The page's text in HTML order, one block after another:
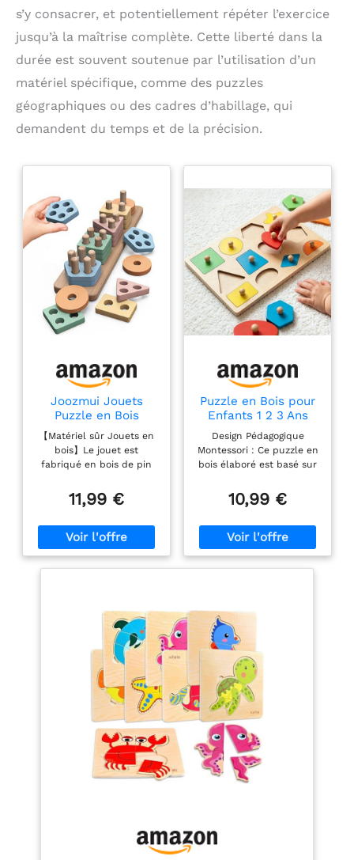
s’y consacrer, et potentiellement répéter l’exercice
jusqu’à la maîtrise complète. Cette liberté dans la
durée est souvent soutenue par l’utilisation d’un
matériel spécifique, comme des puzzles
géographiques ou des cadres d’habillage, qui
demandent du temps et de la précision.
Joozmui Jouets
Puzzle en Bois
Montessori 1 2 3 Ans,
Jouets d'Activité et
de Développement
en Bois Montessori
【Matériel sûr Jouets en
bois】Le jouet est
fabriqué en bois de pin
qualité, peinture non
toxique, sans danger pour
de bords tranchants,
toucher ultra lisse est un
Les jouets à empiler et à
trier avec une base en
bois entièrement
caoutchoutée et des
piquets robustes sont
conçus pour durer des
années. Peinture à l'eau
sans plomb, bords lisses
et brillants, sans souci
pour laisser les enfants
avec ce jouet éducatif et
amusant. 【Jouets
formes géométriques. Les
blocs pentagonaux, les
11,99 €
Puzzle en Bois pour
Enfants 1 2 3 Ans
Jouet Montessori d
Eveil Magnetique
Puzzle Formes a
Encastrer en Bois
Premier Age Cadeau
Design Pédagogique
Montessori : Ce puzzle en
bois élaboré est basé sur
d'apprentissage
Montessori pour soutenir
petite enfance. Il stimule
de manière ciblée la
formes géométriques
différentes tout en
s'amusant. Matériau
Naturel et Sécurité
Maximale : La sécurité est
notre priorité absolue. Ce
puzzle à encastrer est
fabriqué en bois naturel
soigneusement
sélectionné, avec des
bords lisses et polis. Les
surfaces sont
expérience de jeu sûre et
10,99 €